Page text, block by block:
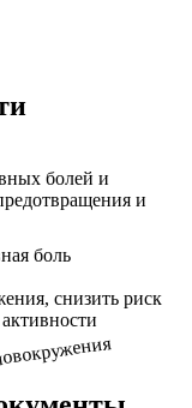
болей и
и
снизить риск